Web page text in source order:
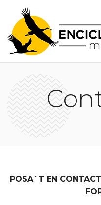
POSA´T EN